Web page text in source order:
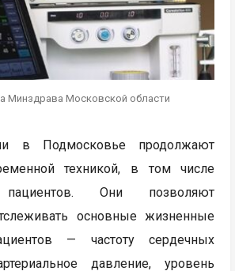
Минздрава Московской области
в Подмосковье продолжают
техникой, в том числе
пациентов. Они позволяют
основные жизненные
— частоту сердечных
давление, уровень